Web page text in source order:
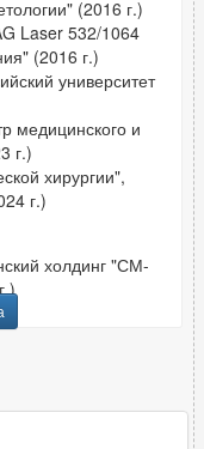
(2016 г.)
Laser 532/1064
(2016 г.)
университет
медицинского и
г.)
хирургии",
г.)
холдинг "СМ-